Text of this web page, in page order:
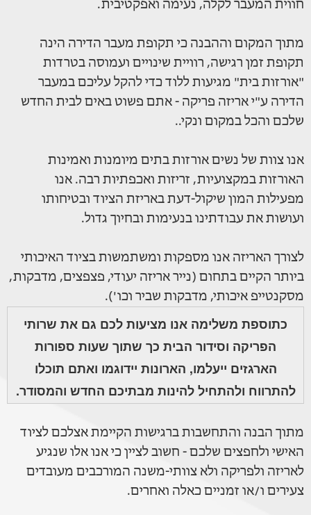
חווית המעבר לקלה, נעימה ואפקטיבית.
מתוך המקום וההבנה כי תקופת מעבר הדירה הינה
תקופת זמן רגישה, רוויית שינויים ועמוסה בטרדות
"אורזות בית" מגיעות ללוד כדי להקל עליכם במעבר
הדירה ע"י אריזה פריקה - אתם פשוט באים לבית החדש
שלכם והכל במקום ונקי..
אנו צוות של נשים אורזות בתים מיומנות ואמינות
האורזות במקצועיות, זריזות ואכפתיות רבה. אנו
מפעילות המון שיקול-דעת באריזת הציוד ובטיחותו
ועושות את עבודתינו בנעימות ובחיוך גדול.
לצורך האריזה אנו מספקות ומשתמשות בציוד האיכותי
ביותר הקיים בתחום (נייר אריזה יעודי, פצפצים, מדבקות,
מסקנטייפ איכותי, מדבקות שביר וכו').
כתוספת משלימה אנו מציעות לכם גם את שרותי
הפריקה וסידור הבית כך שתוך שעות ספורות
הארגזים ייעלמו, הארונות יידוגמו ואתם תוכלו
להתרווח ולהתחיל להינות מבתיכם החדש והמסודר.
מתוך הבנה והתחשבות ברגישות הקיימת אצלכם לציוד
האישי ולחפצים שלכם - חשוב לציין כי אנו אלו שנגיע
לאריזה ולפריקה ולא צוותי-משנה המורכבים מעובדים
צעירים ו/או זמניים כאלה ואחרים.